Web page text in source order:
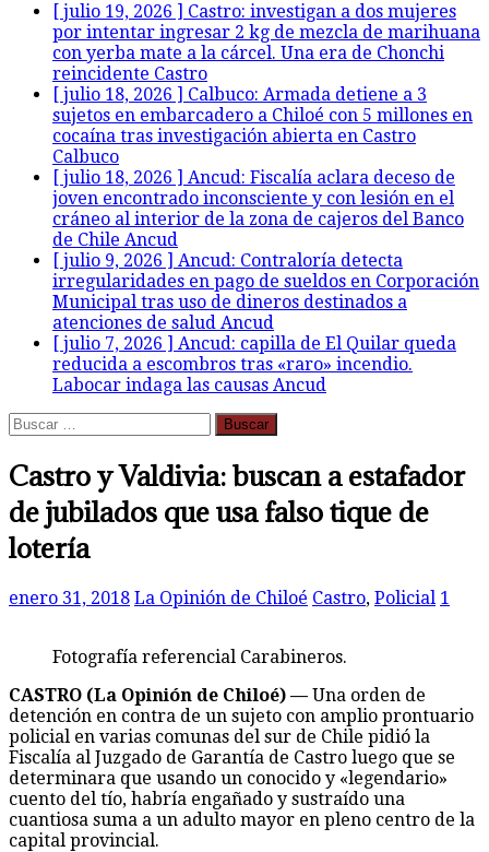
[ julio 19, 2026 ] Castro: investigan a dos mujeres
por intentar ingresar 2 kg de mezcla de marihuana
con yerba mate a la cárcel. Una era de Chonchi
reincidente Castro
[ julio 18, 2026 ] Calbuco: Armada detiene a 3
sujetos en embarcadero a Chiloé con 5 millones en
cocaína tras investigación abierta en Castro
Calbuco
[ julio 18, 2026 ] Ancud: Fiscalía aclara deceso de
joven encontrado inconsciente y con lesión en el
cráneo al interior de la zona de cajeros del Banco
de Chile Ancud
[ julio 9, 2026 ] Ancud: Contraloría detecta
irregularidades en pago de sueldos en Corporación
Municipal tras uso de dineros destinados a
atenciones de salud Ancud
[ julio 7, 2026 ] Ancud: capilla de El Quilar queda
reducida a escombros tras «raro» incendio.
Labocar indaga las causas Ancud
Buscar:
Castro y Valdivia: buscan a estafador
de jubilados que usa falso tique de
lotería
enero 31, 2018 La Opinión de Chiloé Castro, Policial 1
Fotografía referencial Carabineros.
CASTRO (La Opinión de Chiloé) — Una orden de
detención en contra de un sujeto con amplio prontuario
policial en varias comunas del sur de Chile pidió la
Fiscalía al Juzgado de Garantía de Castro luego que se
determinara que usando un conocido y «legendario»
cuento del tío, habría engañado y sustraído una
cuantiosa suma a un adulto mayor en pleno centro de la
capital provincial.